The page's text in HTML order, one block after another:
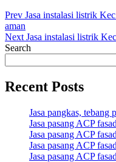
Post
navigation
Prev Jasa instalasi listrik
aman
Next Jasa instalasi listrik
Search
Recent Posts
Jasa pangkas, tebang
Jasa pasang ACP
Jasa pasang ACP
Jasa pasang ACP
Jasa pasang ACP